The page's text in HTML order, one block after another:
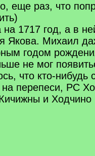
еще раз, что
на 1717 год, а в
Якова. Михаил
годом
не мог
что кто-нибудь
перепеси, РС
и Ходчино